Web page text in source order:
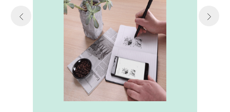
置開發。模組在保持小型化的同時，
延伸了可用物距範圍，使其能在離紙
面更遠的位置仍精確讀取碼點，同時
內建的高幀率SoC，能確保書寫筆跡
的連續與準確。 透過4000A模組能有
效縮短客戶開發週期，並確保在小型
裝置中仍維持高精度與穩定度，讓產
品能夠以最自然的方式，將紙本與數
位內容緊密連結。